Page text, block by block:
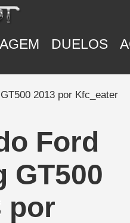
DUELOS
2013 por Kfc_eater
Ford
GT500
por